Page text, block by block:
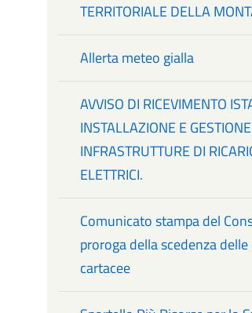
TERRITORIALE DELLA
Allerta meteo gialla
AVVISO DI RICEVIMENTO
INSTALLAZIONE E
INFRASTRUTTURE DI
ELETTRICI.
Comunicato stampa del
proroga della scedenza
cartacee